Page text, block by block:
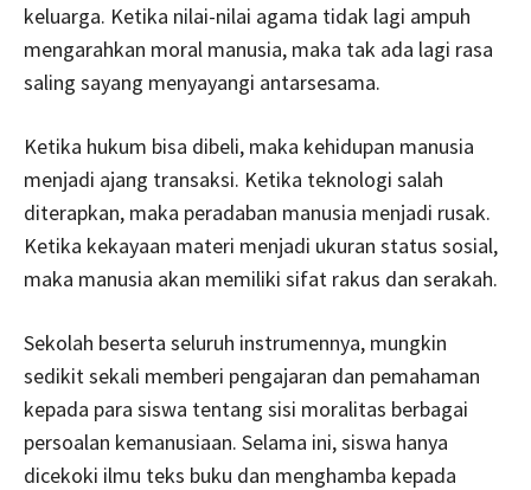
keluarga. Ketika nilai-nilai agama tidak lagi ampuh
mengarahkan moral manusia, maka tak ada lagi rasa
saling sayang menyayangi antarsesama.
Ketika hukum bisa dibeli, maka kehidupan manusia
menjadi ajang transaksi. Ketika teknologi salah
diterapkan, maka peradaban manusia menjadi rusak.
Ketika kekayaan materi menjadi ukuran status sosial,
maka manusia akan memiliki sifat rakus dan serakah.
Sekolah beserta seluruh instrumennya, mungkin
sedikit sekali memberi pengajaran dan pemahaman
kepada para siswa tentang sisi moralitas berbagai
persoalan kemanusiaan. Selama ini, siswa hanya
dicekoki ilmu teks buku dan menghamba kepada